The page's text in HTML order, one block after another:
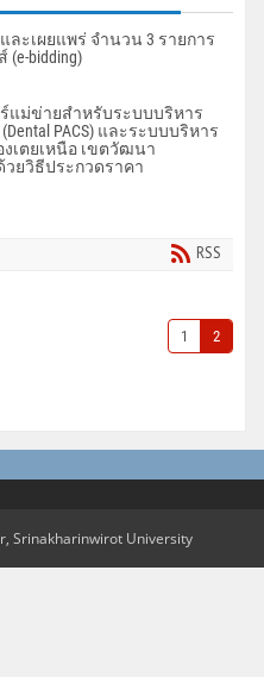
เผยแพร่ จำนวน 3 รายการ
bidding)
แม่ข่ายสำหรับระบบบริหาร
PACS) และระบบบริหาร
เตยเหนือ เขตวัฒนา
วยวิธีประกวดราคา
RSS
1 2
Srinakharinwirot University